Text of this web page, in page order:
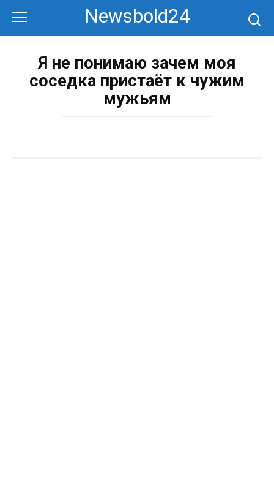
контенту
Newsbold24
Я не понимаю зачем моя
соседка пристаёт к чужим
мужьям